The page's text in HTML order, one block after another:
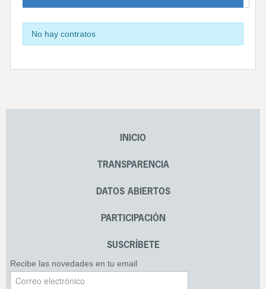
No hay contratos
INICIO
TRANSPARENCIA
DATOS ABIERTOS
PARTICIPACIÓN
SUSCRÍBETE
Recibe las novedades en tu email